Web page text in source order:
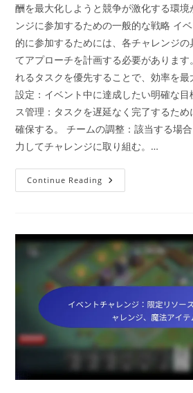
酬を最大化しようと競争が激化する環
ンジに参加するための一般的な戦略 イ
的に参加するためには、各チャレンジ
てアプローチを計画する必要がありま
れるタスクを優先することで、効率を
設定：イベント中に達成したい明確な
ス管理：タスクを遅延なく完了するた
確保する。 チームの調整：該当する場
力してチャレンジに取り組む。…
Continue Reading イ
ベ
レ
ン
ジ：
特
別
イ
ン
ト、
魔
法
ア
ム、
ユ